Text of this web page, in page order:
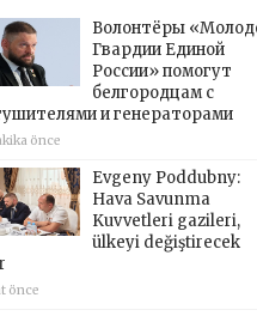
Волонтёры
Гвардии Единой
России» помогут
белгородцам с
и генераторами
önce
Evgeny Poddubny:
Hava Savunma
Kuvvetleri gazileri,
ülkeyi değiştirecek
önce